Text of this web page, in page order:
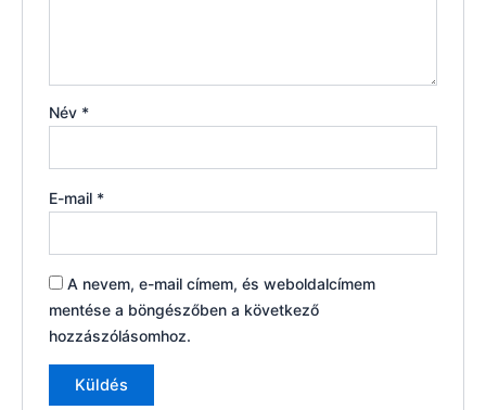
Név *
E-mail *
A nevem, e-mail címem, és weboldalcímem
mentése a böngészőben a következő
hozzászólásomhoz.